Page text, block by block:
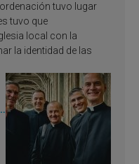
tuvo lugar
tuvo que
local con la
la identidad de las